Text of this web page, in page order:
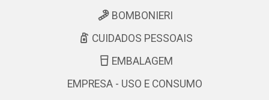
BOMBONIERI
CUIDADOS PESSOAIS
EMBALAGEM
EMPRESA - USO E CONSUMO